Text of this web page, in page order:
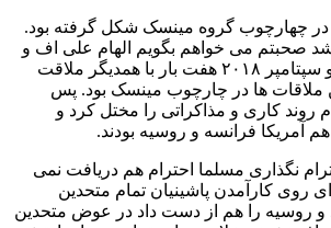
در چهارچوب گروه مینسک شکل گرفته بود.
صحبتم می خواهم بگویم الهام علی اف و
پاشینیان بین ماه می و سپتامپر ۲۰۱۸ هفت بار با همدیگر ملاقت
ملاقات ها در چارچوب مینسک بود. پس
روند کاری و مذاکراتی را مختل کرد و
آمریکا فرانسه و روسیه بودند.
نگذاری مسلما احترام هم دریافت نمی
روی کارآمدن پاشینیان تمام متحدین
روسیه را هم از دست داد در عوض متحدین